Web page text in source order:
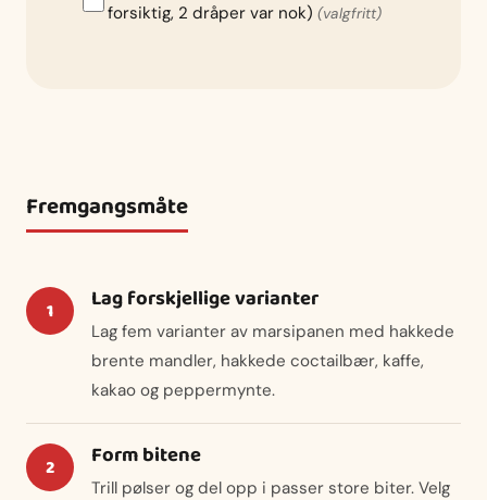
forsiktig, 2 dråper var nok) (valgfritt)
Fremgangsmåte
Lag forskjellige varianter
Lag fem varianter av marsipanen med hakkede
brente mandler, hakkede coctailbær, kaffe,
kakao og peppermynte.
Form bitene
Trill pølser og del opp i passer store biter. Velg